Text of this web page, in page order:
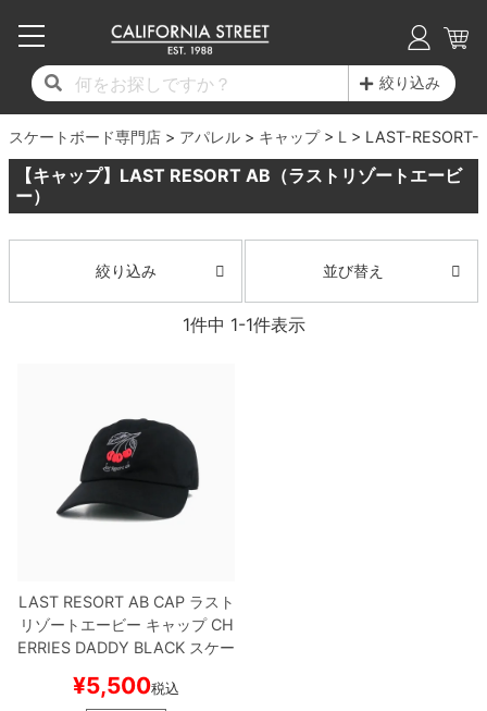
絞り込み
スケートボード専門店 アパレル キャップ L LAST-RESORT-
【キャップ】LAST RESORT AB（ラストリゾートエービ
ー）
絞り込み 並び替え
1件中 1-1件表示
LAST RESORT AB CAPラスト
リゾートエービー キャップCH
ERRIES DADDY BLACK スケー
¥5,500税込
17時までのご注文は当日発送！
11,000円以上で送料無料！
毎月1日はポイント5倍！10日と20日は3倍！
17時までのご注文は当日発送！
11,000円以上で送料無料！
毎月1日はポイント5倍！10日と20日は3倍！
デッキ新着一覧
デッキブランド一覧（全てのデッキ）
サイズからデッキを選ぶ
子供用デッキ
7.0inch以下
7.2inch
7.5inch
8.1inch
8.2inch
トラック
17時までのご注文は当日発送！
11,000円以上で送料無料！
毎月1日はポイント5倍！10日と20日は3倍！
トラック新着一覧
トラックブランド一覧（全てのトラック）
適合デッキサイズから選ぶ
7.0inch以下
7.2inch
7.3inch
7.6inch
8.2inch
8.3inch
17時までのご注文は当日発送！
11,000円以上で送料無料！
毎月1日はポイント5倍！10日と20日は3倍！
ウィール新着一覧
ウィールブランド一覧（全てのウィール）
ウィールをサイズから選ぶ
50mm
51mm
52mm
54mm
60mm
ボーンズ XF（エックスフォーミュラ）
ボーンズ STF（エスティーエフ）
ソフトウィール（クルーザー）
ベアリング
デッキテープ
足回りセット（トラック・ウィールセット）
ヘルメット・パッド
17時までのご注文は当日発送！
11,000円以上で送料無料！
毎月1日はポイント5倍！10日と20日は3倍！
シューズ新着一覧
シューズブランド一覧
シューズをサイズから選ぶ
20cm
21cm
22cm
23cm
24.5cm
26cm
26.5cm
シューレース・その他
17時までのご注文は当日発送！
11,000円以上で送料無料！
毎月1日はポイント5倍！10日と20日は3倍！
ジャケット
トレーナー・セーター
パンツ
7分袖シャツ・ラグラン
半袖シャツ
17時までのご注文は当日発送！
11,000円以上で送料無料！
毎月1日はポイント5倍！10日と20日は3倍！
最新ブログ一覧
カテゴリー
17時までのご注文は当日発送！
11,000円以上で送料無料！
毎月1日はポイント5倍！10日と20日は3倍！
初心者の方へ
商品情報
徹底解析
ブランド紹介
スケートパーク情報
17時までのご注文は当日発送！
11,000円以上で送料無料！
毎月1日はポイント5倍！10日と20日は3倍！
店舗情報
ショップライダー紹介
スタッフ紹介
プライバシーポリシー
特定商取引法に基づく表記